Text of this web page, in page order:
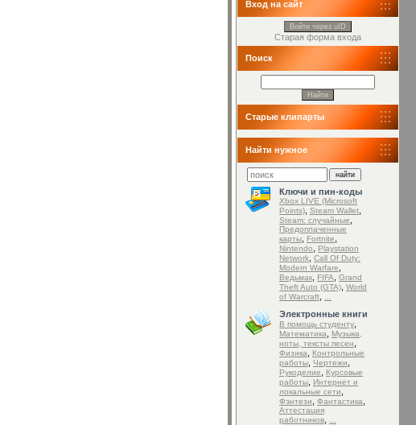
Вход на сайт
Войти через uID
Старая форма входа
Поиск
Старые клипарты
Найти нужное
Ключи и пин-коды
Xbox LIVE (Microsoft
Points) Steam Wallet
Steam: случайные
Предоплаченные
карты
Fortnite
Nintendo
Playstation
Network Call Of Duty:
Modern Warfare
Ведьмак FIFA
Grand
Theft Auto (GTA) World
of Warcraft
Электронные книги
В помощь студенту
Математика
Музыка,
ноты, тексты песен
Физика
Контрольные
работы Чертежи
Рукоделие
Курсовые
работы
Интернет и
локальные сети
Фэнтези Фантастика
Аттестация
работников